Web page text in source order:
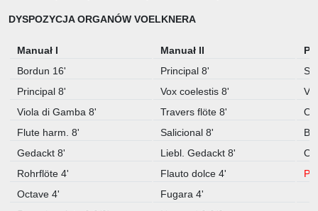
DYSPOZYCJA ORGANÓW VOELKNERA
Manuał I Manuał II
Bordun 16'
Principal 8'
Principal 8'
Vox coelestis 8'
Viola di Gamba 8'
Travers flöte 8'
Flute harm. 8'
Salicional 8'
Gedackt 8'
Liebl. Gedackt 8'
Rohrflöte 4'
Flauto dolce 4'
Octave 4'
Fugara 4'